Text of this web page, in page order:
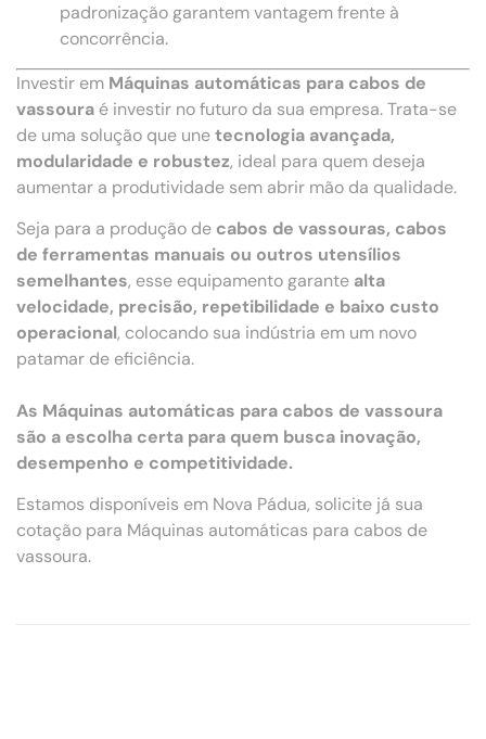
padronização garantem vantagem frente à
concorrência.
Investir em Máquinas automáticas para cabos de
vassoura é investir no futuro da sua empresa. Trata-se
de uma solução que unetecnologia avançada,
modularidade e robustez, ideal para quem deseja
aumentar a produtividade sem abrir mão da qualidade.
Seja para a produção de cabos de vassouras, cabos
de ferramentas manuais ou outros utensílios
semelhantes, esse equipamento garante alta
velocidade, precisão, repetibilidade e baixo custo
operacional, colocando sua indústria em um novo
patamar de eficiência.
As Máquinas automáticas para cabos de vassoura
são a escolha certa para quem busca inovação,
desempenho e competitividade.
Estamos disponíveis em Nova Pádua, solicite já sua
cotação para Máquinas automáticas para cabos de
vassoura.